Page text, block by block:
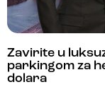
Zavirite u
parkingom za
dolara